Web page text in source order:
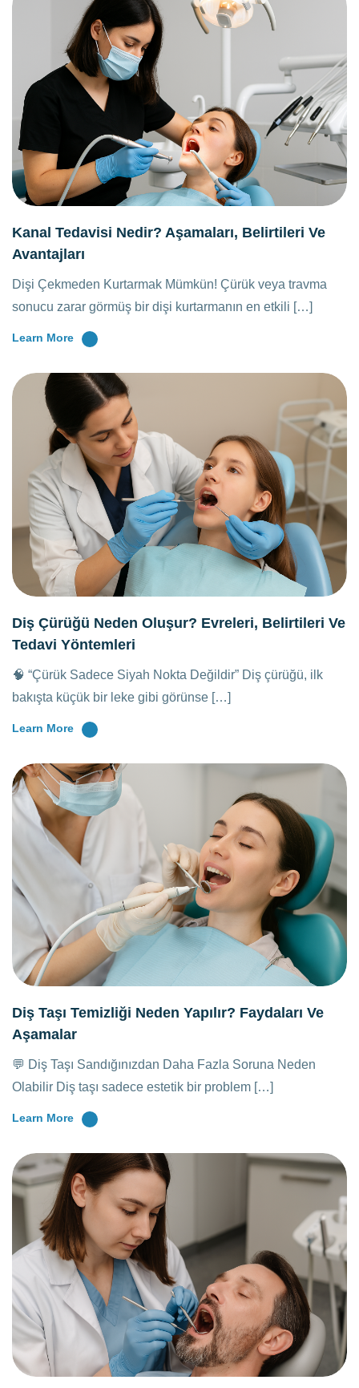
Kanal Tedavisi Nedir? Aşamaları, Belirtileri Ve
Avantajları
Dişi Çekmeden Kurtarmak Mümkün! Çürük veya travma
sonucu zarar görmüş bir dişi kurtarmanın en etkili […]
Learn More
Diş Çürüğü Neden Oluşur? Evreleri, Belirtileri Ve
Tedavi Yöntemleri
🧠 “Çürük Sadece Siyah Nokta Değildir” Diş çürüğü, ilk
bakışta küçük bir leke gibi görünse […]
Learn More
Diş Taşı Temizliği Neden Yapılır? Faydaları Ve
Aşamalar
💬 Diş Taşı Sandığınızdan Daha Fazla Soruna Neden
Olabilir Diş taşı sadece estetik bir problem […]
Learn More